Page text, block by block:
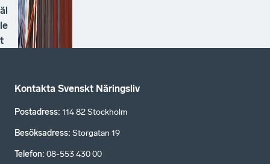
äl
le
t
Kontakta Svenskt Näringsliv
Postadress: 114 82 Stockholm
Besöksadress: Storgatan 19
Telefon: 08-553 430 00